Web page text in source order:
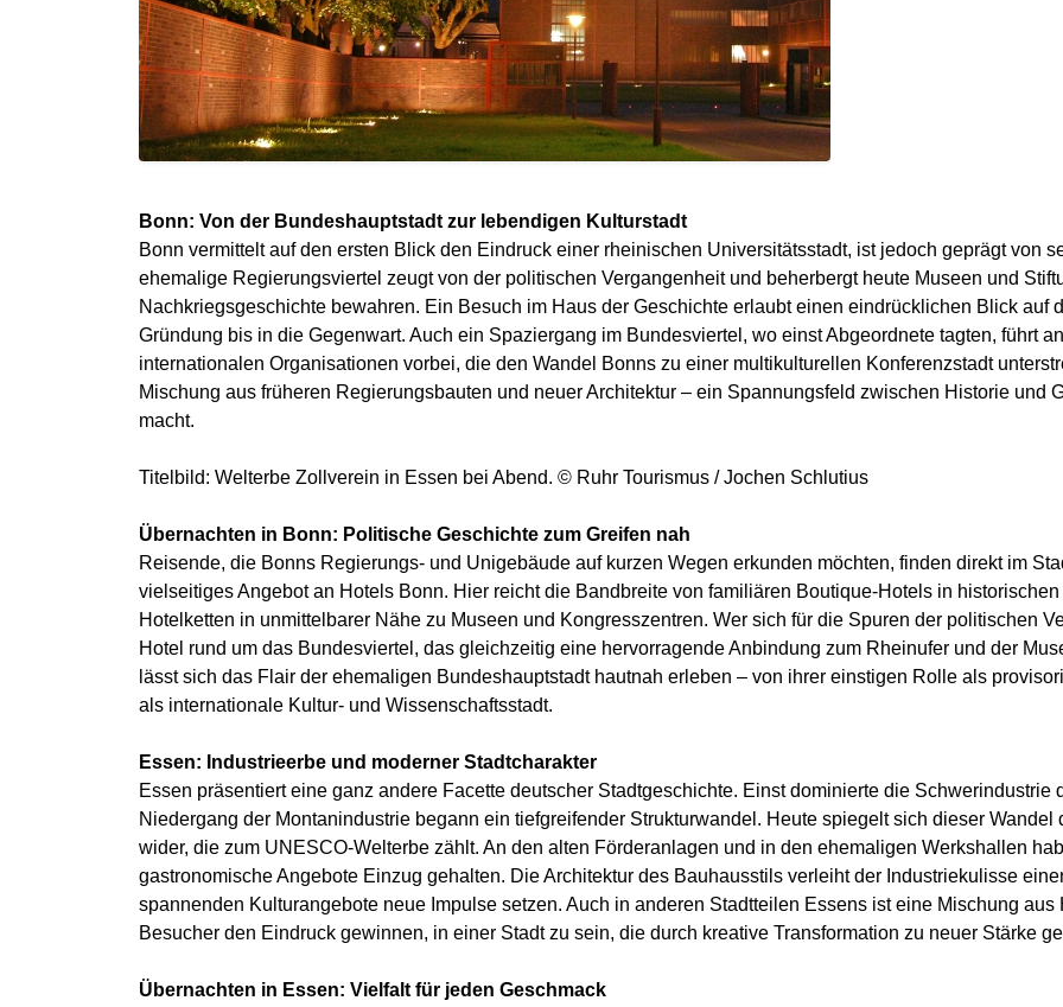
Bonn: Von der Bundeshauptstadt zur lebendigen Kulturstadt
Bonn vermittelt auf den ersten Blick den Eindruck einer rheinischen Universitätsstadt, ist jedoch geprägt von
ehemalige Regierungsviertel zeugt von der politischen Vergangenheit und beherbergt heute Museen und
Nachkriegsgeschichte bewahren. Ein Besuch im Haus der Geschichte erlaubt einen eindrücklichen Blick auf
Gründung bis in die Gegenwart. Auch ein Spaziergang im Bundesviertel, wo einst Abgeordnete tagten, führt
internationalen Organisationen vorbei, die den Wandel Bonns zu einer multikulturellen Konferenzstadt
Mischung aus früheren Regierungsbauten und neuer Architektur – ein Spannungsfeld zwischen Historie und
macht.
Titelbild: Welterbe Zollverein in Essen bei Abend. © Ruhr Tourismus / Jochen Schlutius
Übernachten in Bonn: Politische Geschichte zum Greifen nah
Reisende, die Bonns Regierungs- und Unigebäude auf kurzen Wegen erkunden möchten, finden direkt im
vielseitiges Angebot an Hotels Bonn. Hier reicht die Bandbreite von familiären Boutique-Hotels in
Hotelketten in unmittelbarer Nähe zu Museen und Kongresszentren. Wer sich für die Spuren der politischen
Hotel rund um das Bundesviertel, das gleichzeitig eine hervorragende Anbindung zum Rheinufer und der
lässt sich das Flair der ehemaligen Bundeshauptstadt hautnah erleben – von ihrer einstigen Rolle als
als internationale Kultur- und Wissenschaftsstadt.
Essen: Industrieerbe und moderner Stadtcharakter
Essen präsentiert eine ganz andere Facette deutscher Stadtgeschichte. Einst dominierte die Schwerindustrie
Niedergang der Montanindustrie begann ein tiefgreifender Strukturwandel. Heute spiegelt sich dieser
wider, die zum UNESCO-Welterbe zählt. An den alten Förderanlagen und in den ehemaligen Werkshallen
gastronomische Angebote Einzug gehalten. Die Architektur des Bauhausstils verleiht der Industriekulisse
spannenden Kulturangebote neue Impulse setzen. Auch in anderen Stadtteilen Essens ist eine Mischung
Besucher den Eindruck gewinnen, in einer Stadt zu sein, die durch kreative Transformation zu neuer Stärke
Übernachten in Essen: Vielfalt für jeden Geschmack